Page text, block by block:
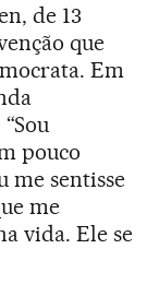
de 13
que
Em
pouco
me sentisse
me
vida. Ele se